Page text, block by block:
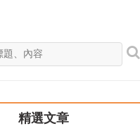
精選文章